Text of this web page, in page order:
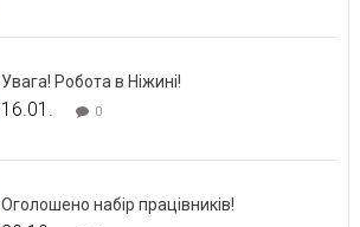
Увага! Робота в Ніжині!
16.01. 0
Оголошено набір працівників!